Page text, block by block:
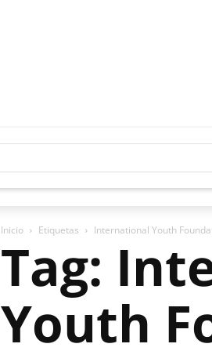
Inicio Etiquetas International Youth
Tag:
Youth